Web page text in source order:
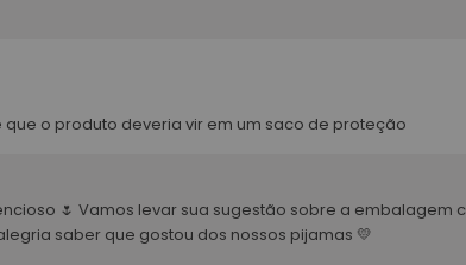
o produto deveria vir em um saco de proteção
🌷 Vamos levar sua sugestão sobre a embalagem
saber que gostou dos nossos pijamas 💛